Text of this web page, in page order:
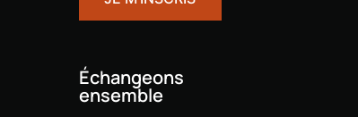
Échangeons
ensemble